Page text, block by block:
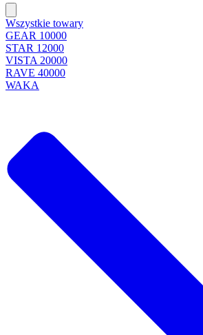
Wszystkie towary
GEAR 10000
STAR 12000
VISTA 20000
RAVE 40000
WAKA